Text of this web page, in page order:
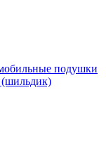
подушки